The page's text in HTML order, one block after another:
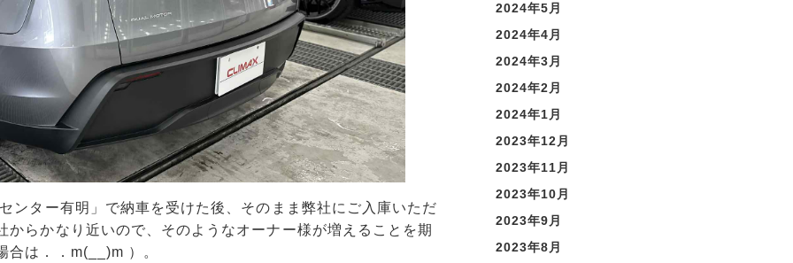
ンター有明」で納車を受けた後、そのまま弊社にご入庫いただ
らかなり近いので、そのようなオーナー様が増えることを期
合は．．m(__)m ）。
2024年5月
2024年4月
2024年3月
2024年2月
2024年1月
2023年12月
2023年11月
2023年10月
2023年9月
2023年8月